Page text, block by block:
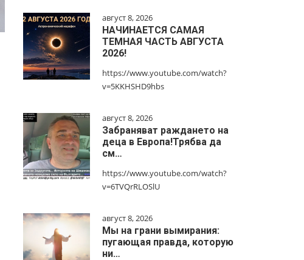
август 8, 2026
НАЧИНАЕТСЯ САМАЯ
ТЕМНАЯ ЧАСТЬ АВГУСТА
2026!
https://www.youtube.com/watch?
v=5KKHSHD9hbs
август 8, 2026
Забраняват раждането на
деца в Европа!Трябва да
см…
https://www.youtube.com/watch?
v=6TVQrRLOSlU
август 8, 2026
Мы на грани вымирания:
пугающая правда, которую
ни…